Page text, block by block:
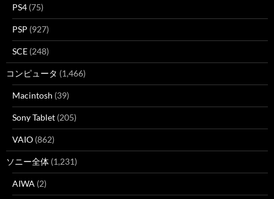
PS4 (75)
PSP (927)
SCE (248)
コンピュータ (1,466)
Macintosh (39)
Sony Tablet (205)
VAIO (862)
ソニー全体 (1,231)
AIWA (2)